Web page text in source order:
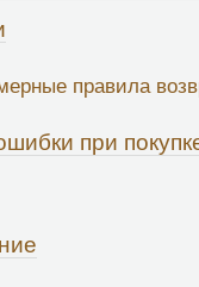
правила
при